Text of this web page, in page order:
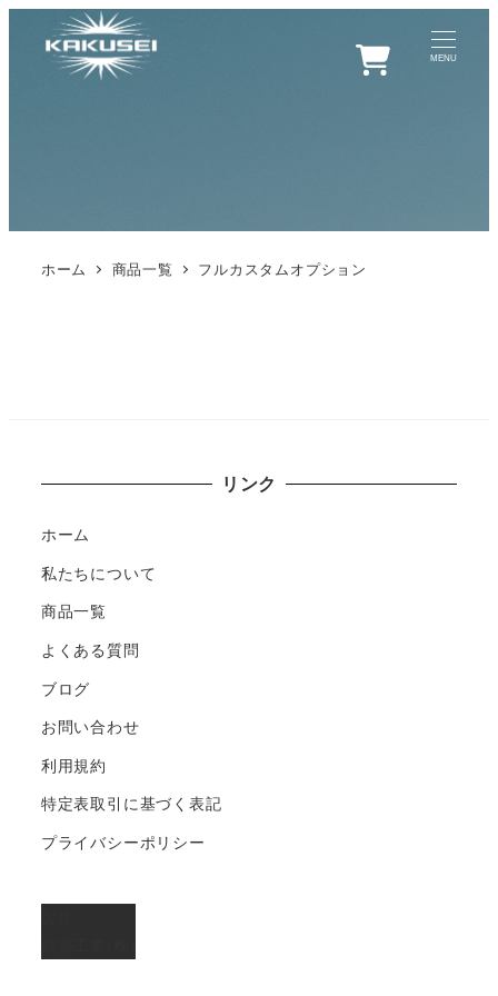
MENU
0
ホーム 商品一覧 フルカスタムオプション
リンク
ホーム
私たちについて
商品一覧
よくある質問
ブログ
お問い合わせ
利用規約
特定表取引に基づく表記
プライバシーポリシー